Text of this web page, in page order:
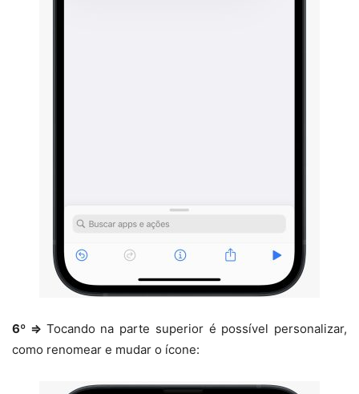
6º ⇒ Tocando na parte superior é possível personalizar,
como renomear e mudar o ícone: